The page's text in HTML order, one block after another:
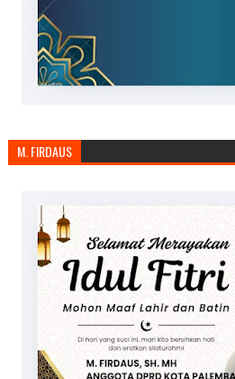
M. FIRDAUS